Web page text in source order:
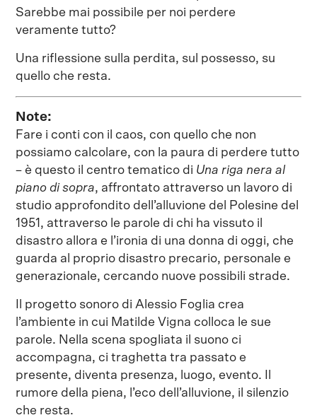
Sarebbe mai possibile per noi perdere
veramente tutto?
Una riflessione sulla perdita, sul possesso, su
quello che resta.
Note:
Fare i conti con il caos, con quello che non
possiamo calcolare, con la paura di perdere tutto
– è questo il centro tematico di Una riga nera al
piano di sopra, affrontato attraverso un lavoro di
studio approfondito dell’alluvione del Polesine del
1951, attraverso le parole di chi ha vissuto il
disastro allora e l’ironia di una donna di oggi, che
guarda al proprio disastro precario, personale e
generazionale, cercando nuove possibili strade.
Il progetto sonoro di Alessio Foglia crea
l’ambiente in cui Matilde Vigna colloca le sue
parole. Nella scena spogliata il suono ci
accompagna, ci traghetta tra passato e
presente, diventa presenza, luogo, evento. Il
rumore della piena, l’eco dell’alluvione, il silenzio
che resta.